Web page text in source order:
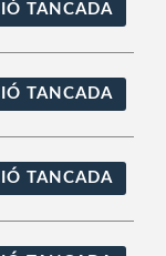
TANCADA
TANCADA
TANCADA